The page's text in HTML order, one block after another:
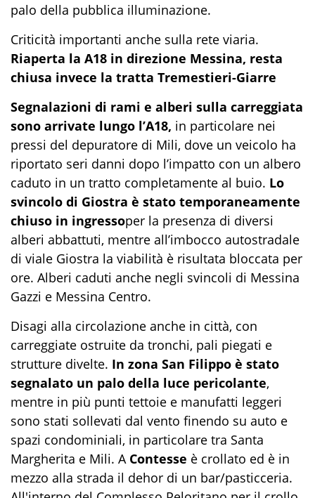
palo della pubblica illuminazione.
Criticità importanti anche sulla rete viaria.
Riaperta la A18 in direzione Messina, resta
chiusa invece la tratta Tremestieri-Giarre
Segnalazioni di rami e alberi sulla carreggiata
sono arrivate lungo l’A18, in particolare nei
pressi del depuratore di Mili, dove un veicolo ha
riportato seri danni dopo l’impatto con un albero
caduto in un tratto completamente al buio. Lo
svincolo di Giostra è stato temporaneamente
chiuso in ingressoper la presenza di diversi
alberi abbattuti, mentre all’imbocco autostradale
di viale Giostra la viabilità è risultata bloccata per
ore. Alberi caduti anche negli svincoli di Messina
Gazzi e Messina Centro.
Disagi alla circolazione anche in città, con
carreggiate ostruite da tronchi, pali piegati e
strutture divelte. In zona San Filippo è stato
segnalato un palo della luce pericolante,
mentre in più punti tettoie e manufatti leggeri
sono stati sollevati dal vento finendo su auto e
spazi condominiali, in particolare tra Santa
Margherita e Mili. A Contesse è crollato ed è in
mezzo alla strada il dehor di un bar/pasticceria.